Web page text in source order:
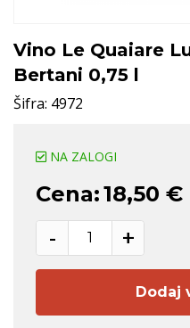
Vino Le Quaiare
Bertani 0,75 l
Šifra: 4972
NA ZALOGI
Cena:18,50 €
- +
Dodaj